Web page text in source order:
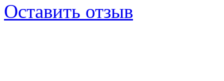
Оставить отзыв